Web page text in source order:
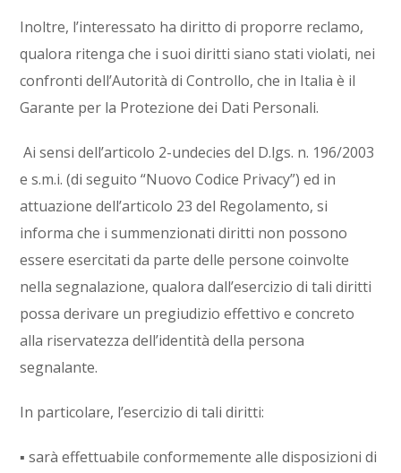
Inoltre, l’interessato ha diritto di proporre reclamo,
qualora ritenga che i suoi diritti siano stati violati, nei
confronti dell’Autorità di Controllo, che in Italia è il
Garante per la Protezione dei Dati Personali.
Ai sensi dell’articolo 2-undecies del D.lgs. n. 196/2003
e s.m.i. (di seguito “Nuovo Codice Privacy”) ed in
attuazione dell’articolo 23 del Regolamento, si
informa che i summenzionati diritti non possono
essere esercitati da parte delle persone coinvolte
nella segnalazione, qualora dall’esercizio di tali diritti
possa derivare un pregiudizio effettivo e concreto
alla riservatezza dell’identità della persona
segnalante.
In particolare, l’esercizio di tali diritti:
▪ sarà effettuabile conformemente alle disposizioni di